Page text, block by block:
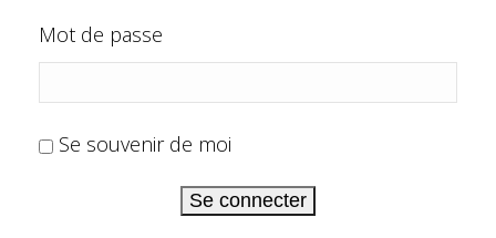
Mot de passe
Se souvenir de moi
Se connecter